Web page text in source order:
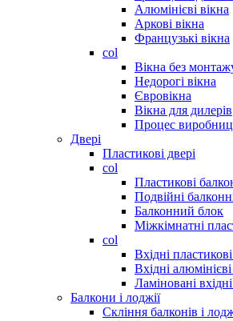
Алюмінієві вікна
Аркові вікна
Французькі вікна
col
Вікна без
Недорогі вікна
Євровікна
Вікна для дилерів
Процес
Двері
Пластикові двері
col
Пластикові
Подвійні
Балконний блок
Міжкімнатні
col
Вхідні
Вхідні алюмінієві
Ламіновані
Балкони і лоджії
Скління балконів і